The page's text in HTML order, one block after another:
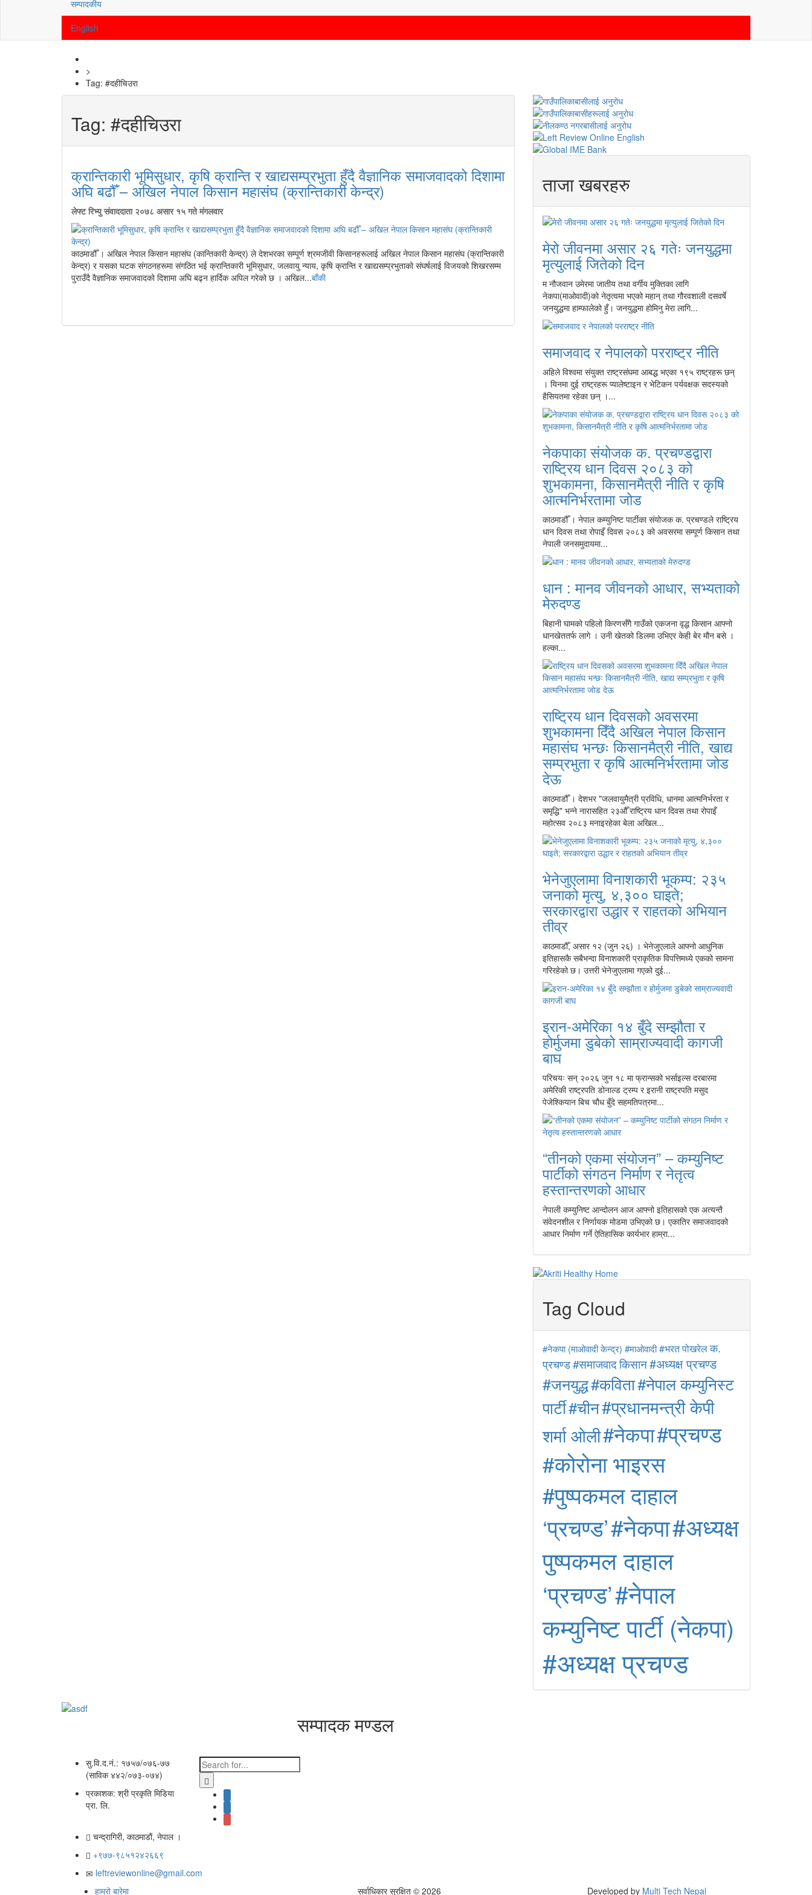
सम्पादकीय
English
>
Tag: #दहीचिउरा
Tag: #दहीचिउरा
क्रान्तिकारी भूमिसुधार, कृषि क्रान्ति र खाद्यसम्प्रभुता हुँदै वैज्ञानिक समाजवादको दिशामा
अघि बढौँ – अखिल नेपाल किसान महासंघ (क्रान्तिकारी केन्द्र)
लेफ्ट रिभ्यु संवाददाता २०७८ असार १५ गते मंगलवार
काठमाडौँ । अखिल नेपाल किसान महासंघ (कान्तिकारी केन्द्र) ले देशभरका सम्पूर्ण श्रमजीवी किसानहरूलाई अखिल नेपाल किसान महासंघ (क्रान्तिकारी
केन्द्र) र यसका घटक संगठनहरूमा संगठित भई क्रान्तिकारी भूमिसुधार, जलवायु न्याय, कृषि क्रान्ति र खाद्यसम्प्रभुताको संघर्षलाई विजयको शिखरसम्म
पुराउँदै वैज्ञानिक समाजवादको दिशामा अघि बढ्न हार्दिक अपिल गरेको छ । अखिल...बाँकी
ताजा खबरहरु
मेरो जीवनमा असार २६ गतेः जनयुद्धमा
मृत्युलाई जितेको दिन
म नौजवान उमेरमा जातीय तथा वर्गीय मुक्तिका लागि
नेकपा(माओवादी)को नेतृत्वमा भएको महान् तथा गौरवशाली दसवर्षे
जनयुद्धमा हाम्फालेको हुँ। जनयुद्धमा होमिनु मेरा लागि...
समाजवाद र नेपालको परराष्ट्र नीति
अहिले विश्वमा संयुक्त राष्ट्रसंघमा आबद्ध भएका १९५ राष्ट्रहरू छन्
। यिनमा दुई राष्ट्रहरू प्यालेष्टाइन र भेटिकन पर्यवक्षक सदस्यको
हैसियतमा रहेका छन् ।...
नेकपाका संयोजक क. प्रचण्डद्वारा
राष्ट्रिय धान दिवस २०८३ को
शुभकामना, किसानमैत्री नीति र कृषि
आत्मनिर्भरतामा जोड
काठमाडौँ । नेपाल कम्युनिष्ट पार्टीका संयोजक क. प्रचण्डले राष्ट्रिय
धान दिवस तथा रोपाइँ दिवस २०८३ को अवसरमा सम्पूर्ण किसान तथा
नेपाली जनसमुदायमा...
धान : मानव जीवनको आधार, सभ्यताको
मेरुदण्ड
बिहानी घामको पहिलो किरणसँगै गाउँको एकजना वृद्ध किसान आफ्नो
धानखेततर्फ लागे । उनी खेतको डिलमा उभिएर केही बेर मौन बसे ।
हल्का...
राष्ट्रिय धान दिवसको अवसरमा
शुभकामना दिँदै अखिल नेपाल किसान
महासंघ भन्छः किसानमैत्री नीति, खाद्य
सम्प्रभुता र कृषि आत्मनिर्भरतामा जोड
देऊ
काठमाडौँ । देशभर "जलवायुमैत्री प्रविधि, धानमा आत्मनिर्भरता र
समृद्धि" भन्ने नारासहित २३औँ राष्ट्रिय धान दिवस तथा रोपाइँ
महोत्सव २०८३ मनाइरहेका बेला अखिल...
भेनेजुएलामा विनाशकारी भूकम्प: २३५
जनाको मृत्यु, ४,३०० घाइते;
सरकारद्वारा उद्धार र राहतको अभियान
तीव्र
काठमाडौँ, असार १२ (जुन २६) । भेनेजुएलाले आफ्नो आधुनिक
इतिहासकै सबैभन्दा विनाशकारी प्राकृतिक विपत्तिमध्ये एकको सामना
गरिरहेको छ। उत्तरी भेनेजुएलामा गएको दुई...
इरान-अमेरिका १४ बुँदे सम्झौता र
होर्मुजमा डुबेको साम्राज्यवादी कागजी
बाघ
परिचयः सन् २०२६ जुन १८ मा फ्रान्सको भर्साइल्स दरबारमा
अमेरिकी राष्ट्रपति डोनाल्ड ट्रम्प र इरानी राष्ट्रपति मसुद
पेजेश्कियान बिच चौध बुँदे सहमतिपत्रमा...
“तीनको एकमा संयोजन” – कम्युनिष्ट
पार्टीको संगठन निर्माण र नेतृत्व
हस्तान्तरणको आधार
नेपाली कम्युनिष्ट आन्दोलन आज आफ्नो इतिहासको एक अत्यन्तै
संवेदनशील र निर्णायक मोडमा उभिएको छ। एकातिर समाजवादको
आधार निर्माण गर्ने ऐतिहासिक कार्यभार हाम्रा...
Tag Cloud
#नेकपा (माओवादी केन्द्र) #माओवादी#भरत पोखरेलक.
प्रचण्ड#समाजवादकिसान#अध्यक्ष प्रचण्ड
#जनयुद्ध#कविता#नेपाल कम्युनिस्ट
पार्टी#चीन#प्रधानमन्त्री केपी
शर्मा ओली#नेकपा#प्रचण्ड
#कोरोना भाइरस
#पुष्पकमल दाहाल
‘प्रचण्ड’#नेकपा#अध्यक्ष
पुष्पकमल दाहाल
‘प्रचण्ड’#नेपाल
कम्युनिष्ट पार्टी (नेकपा)
#अध्यक्ष प्रचण्ड
सु.वि.द.नं.: १७५७/०७६-७७
(साविक ४४२/०७३-०७४)
प्रकाशक: श्री प्रकृति मिडिया
प्रा. लि.
चन्द्रागिरी, काठमाडाैं, नेपाल ।
+९७७-९८५१२४२६६९
leftreviewonline@gmail.com
सम्पादक मण्डल
हाम्रो बारेमा सर्वाधिकार सुरक्षित © 2026 Developed by Multi Tech Nepal